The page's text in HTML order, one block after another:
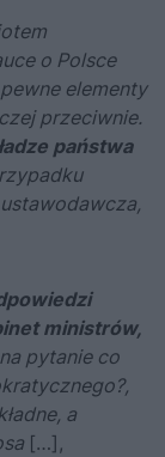
o Polsce
elementy
przeciwnie.
państwa
ministrów,
pytanie co
a
[…],